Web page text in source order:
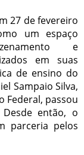
27 de fevereiro
um espaço
e
em suas
de ensino do
Sampaio Silva,
Federal, passou
então, o
parceria pelos